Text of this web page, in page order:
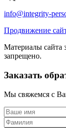
info@integrity-
Продвижение
Материалы сайта
запрещено.
Заказать
Мы свяжемся с